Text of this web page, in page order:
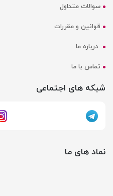
سوالات متداول
قوانین و مقررات
درباره ما
تماس با ما
شبکه های اجتماعی
نماد های ما